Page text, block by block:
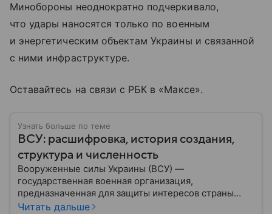
Минобороны неоднократно подчеркивало,
что удары наносятся только по военным
и энергетическим объектам Украины и связанной
с ними инфраструктуре.
Оставайтесь на связи с РБК в «Максе».
Узнать больше по теме
ВСУ: расшифровка, история создания,
структура и численность
Вооруженные силы Украины (ВСУ) —
государственная военная организация,
предназначенная для защиты интересов страны
военным путем. Была создана после
Читать дальше